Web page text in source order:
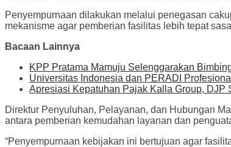
Penyempurnaan dilakukan melalui penegasan
mekanisme agar pemberian fasilitas lebih tepat
Bacaan Lainnya
KPP Pratama Mamuju Selenggarakan
Universitas Indonesia dan PERADI
Apresiasi Kepatuhan Pajak Kalla Group, DJP
Direktur Penyuluhan, Pelayanan, dan Hubungan
antara pemberian kemudahan layanan dan
“Penyempurnaan kebijakan ini bertujuan agar